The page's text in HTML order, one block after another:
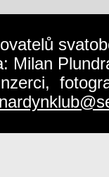
Milan